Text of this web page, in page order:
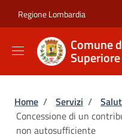
Regione Lombardia
Comune
Superiore
Briciole di
Home / Servizi /
Concessione di un
non autosufficiente